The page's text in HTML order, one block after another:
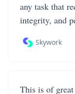
any task that
integrity, and
Skywork
This is of